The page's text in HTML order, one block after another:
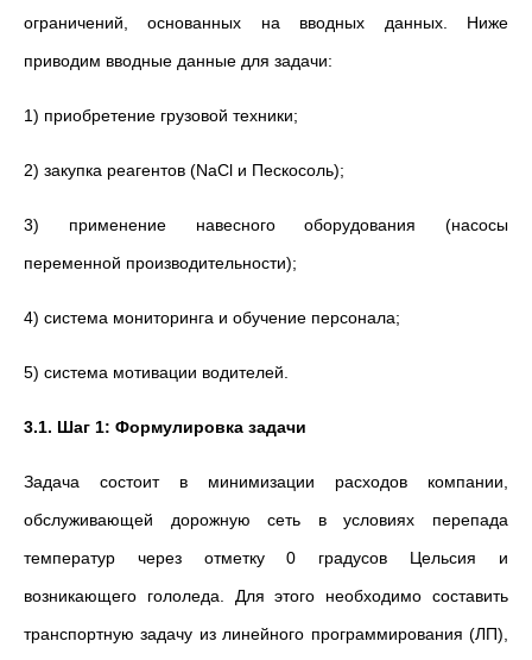
ограничений, основанных на вводных данных. Ниже
приводим вводные данные для задачи:
1) приобретение грузовой техники;
2) закупка реагентов (NaCl и Пескосоль);
3) применение навесного оборудования (насосы
переменной производительности);
4) система мониторинга и обучение персонала;
5) система мотивации водителей.
3.1. Шаг 1: Формулировка задачи
Задача состоит в минимизации расходов компании,
обслуживающей дорожную сеть в условиях перепада
температур через отметку 0 градусов Цельсия и
возникающего гололеда. Для этого необходимо составить
транспортную задачу из линейного программирования (ЛП),